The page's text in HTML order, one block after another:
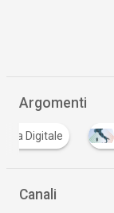
Argomenti
Digitale
Canali